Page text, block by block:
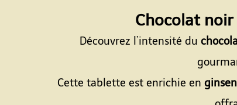
Chocolat
Découvrez l’intensité du
Cette tablette est enrichie en